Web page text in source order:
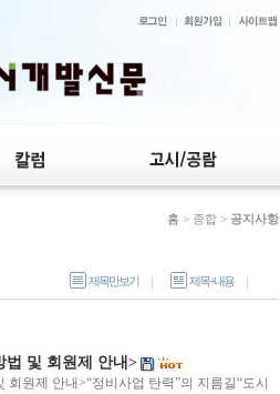
홈 > 종합 > 공지사항
제목만보기 제목+내용
법 및 회원제 안내>
원제 안내>“정비사업 탄력”의 지름길“도시